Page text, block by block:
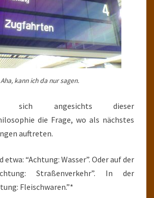
Aha, kann ich da nur sagen.
angesichts dieser
die Frage, wo als nächstes
auftreten.
etwa: “Achtung: Wasser”. Oder auf der
Straßenverkehr”. In der
Fleischwaren.”*